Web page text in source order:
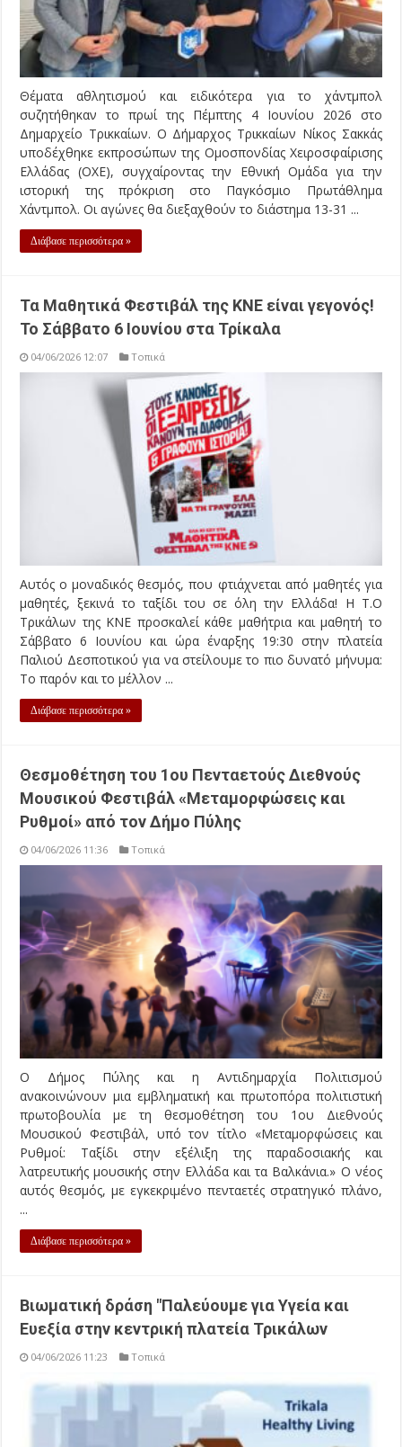
Θέματα αθλητισμού και ειδικότερα για το χάντμπολ
συζητήθηκαν το πρωί της Πέμπτης 4 Ιουνίου 2026 στο
Δημαρχείο Τρικκαίων. Ο Δήμαρχος Τρικκαίων Νίκος Σακκάς
υποδέχθηκε εκπροσώπων της Ομοσπονδίας Χειροσφαίρισης
Ελλάδας (ΟΧΕ), συγχαίροντας την Εθνική Ομάδα για την
ιστορική της πρόκριση στο Παγκόσμιο Πρωτάθλημα
Χάντμπολ. Οι αγώνες θα διεξαχθούν το διάστημα 13-31 ...
Διάβασε περισσότερα »
Τα Μαθητικά Φεστιβάλ της ΚΝΕ είναι γεγονός!
Το Σάββατο 6 Ιουνίου στα Τρίκαλα
04/06/2026 12:07 Τοπικά
Αυτός ο μοναδικός θεσμός, που φτιάχνεται από μαθητές για
μαθητές, ξεκινά το ταξίδι του σε όλη την Ελλάδα! Η Τ.Ο
Τρικάλων της ΚΝΕ προσκαλεί κάθε μαθήτρια και μαθητή το
Σάββατο 6 Ιουνίου και ώρα έναρξης 19:30 στην πλατεία
Παλιού Δεσποτικού για να στείλουμε το πιο δυνατό μήνυμα:
Το παρόν και το μέλλον ...
Διάβασε περισσότερα »
Θεσμοθέτηση του 1ου Πενταετούς Διεθνούς
Μουσικού Φεστιβάλ «Μεταμορφώσεις και
Ρυθμοί» από τον Δήμο Πύλης
04/06/2026 11:36 Τοπικά
Ο Δήμος Πύλης και η Αντιδημαρχία Πολιτισμού
ανακοινώνουν μια εμβληματική και πρωτοπόρα πολιτιστική
πρωτοβουλία με τη θεσμοθέτηση του 1ου Διεθνούς
Μουσικού Φεστιβάλ, υπό τον τίτλο «Μεταμορφώσεις και
Ρυθμοί: Ταξίδι στην εξέλιξη της παραδοσιακής και
λατρευτικής μουσικής στην Ελλάδα και τα Βαλκάνια.» Ο νέος
αυτός θεσμός, με εγκεκριμένο πενταετές στρατηγικό πλάνο,
...
Διάβασε περισσότερα »
Bιωματική δράση "Παλεύουμε για Υγεία και
Ευεξία στην κεντρική πλατεία Τρικάλων
04/06/2026 11:23 Τοπικά